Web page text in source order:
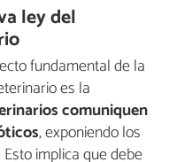
ley del
fundamental de la
es la
comuniquen
, exponiendo los
implica que debe